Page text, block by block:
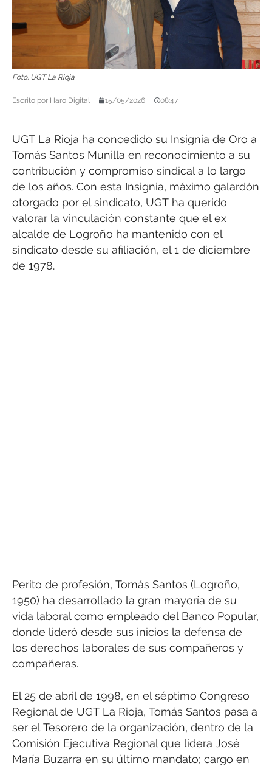
Foto: UGT La Rioja
Escrito por Haro Digital 15/05/2026 08:47
UGT La Rioja ha concedido su Insignia de Oro a
Tomás Santos Munilla en reconocimiento a su
contribución y compromiso sindical a lo largo
de los años. Con esta Insignia, máximo galardón
otorgado por el sindicato, UGT ha querido
valorar la vinculación constante que el ex
alcalde de Logroño ha mantenido con el
sindicato desde su afiliación, el 1 de diciembre
de 1978.
Perito de profesión, Tomás Santos (Logroño,
1950) ha desarrollado la gran mayoría de su
vida laboral como empleado del Banco Popular,
donde lideró desde sus inicios la defensa de
los derechos laborales de sus compañeros y
compañeras.
El 25 de abril de 1998, en el séptimo Congreso
Regional de UGT La Rioja, Tomás Santos pasa a
ser el Tesorero de la organización, dentro de la
Comisión Ejecutiva Regional que lidera José
María Buzarra en su último mandato; cargo en